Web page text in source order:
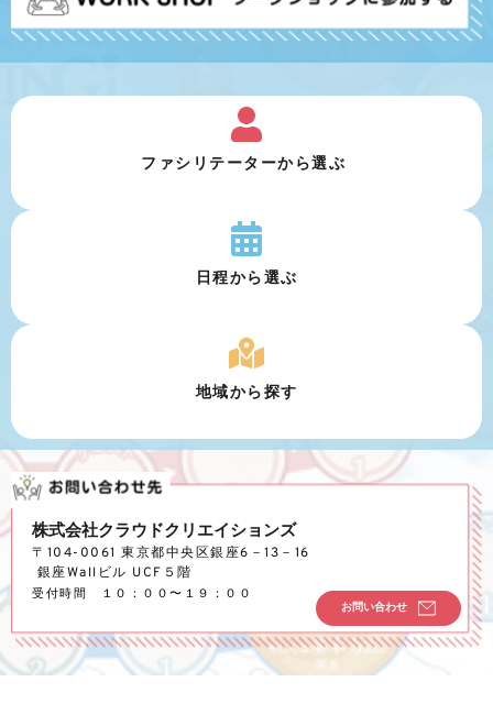
ファシリテーターから選ぶ
日程から選ぶ
地域から探す
株式会社クラウドクリエイションズ
〒104-0061 東京都中央区銀座6－13－16
銀座Wallビル UCF５階
受付時間　１０：００〜１９：００
お問い合わせ